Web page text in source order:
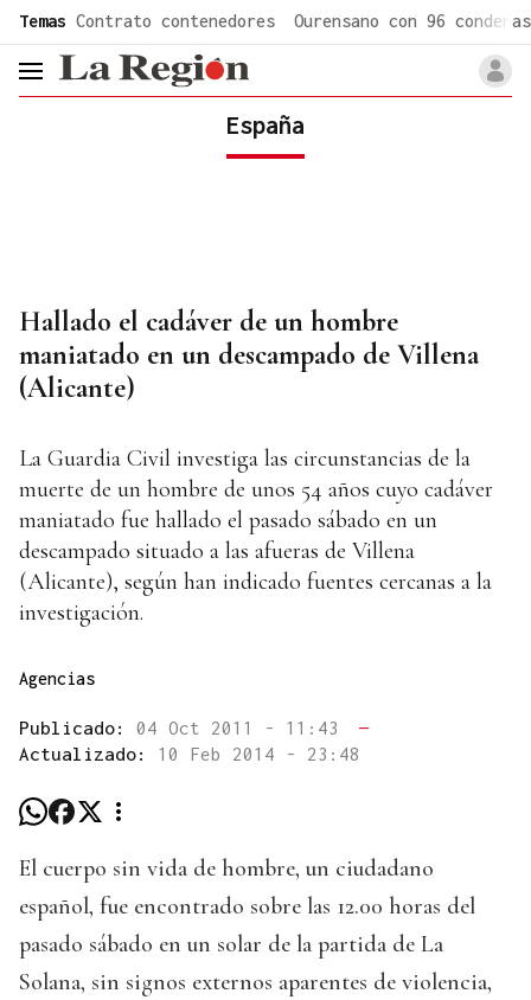
Temas Contrato contenedores Ourensano con 96 condenas
header.menu.open
España
Hallado el cadáver de un hombre
maniatado en un descampado de Villena
(Alicante)
La Guardia Civil investiga las circunstancias de la
muerte de un hombre de unos 54 años cuyo cadáver
maniatado fue hallado el pasado sábado en un
descampado situado a las afueras de Villena
(Alicante), según han indicado fuentes cercanas a la
investigación.
Agencias
Publicado: 04 Oct 2011 - 11:43
—
Actualizado: 10 Feb 2014 - 23:48
El cuerpo sin vida de hombre, un ciudadano
español, fue encontrado sobre las 12.00 horas del
pasado sábado en un solar de la partida de La
Solana, sin signos externos aparentes de violencia,